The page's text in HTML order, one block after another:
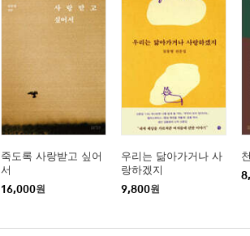
죽도록 사랑받고 싶어
서
16,000원
우리는 닮아가거나 사
랑하겠지
9,800원